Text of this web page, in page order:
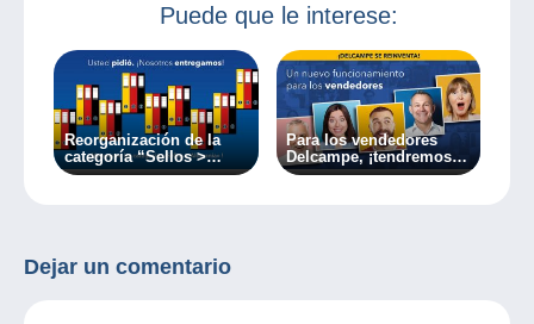
Puede que le interese:
Reorganización de la
categoría “Sellos >
Alemania”
Para los vendedores
Delcampe, ¡tendremos
próximamente un nuevo
Dejar un comentario